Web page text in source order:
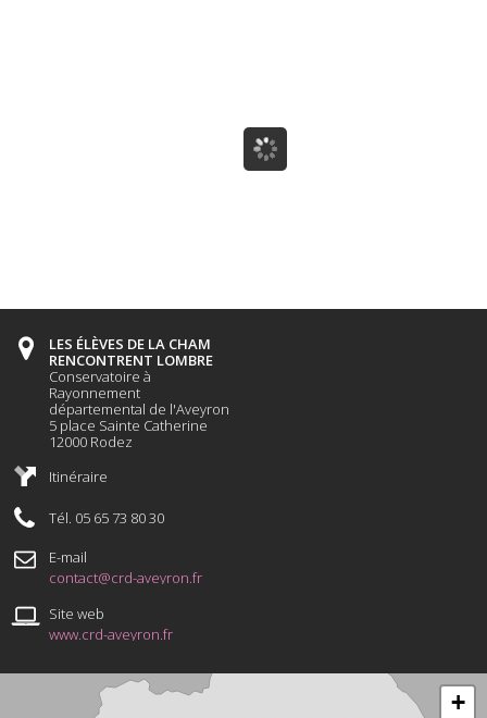
LES ÉLÈVES DE LA CHAM
RENCONTRENT LOMBRE
Conservatoire à
Rayonnement
départemental de l'Aveyron
5 place Sainte Catherine
12000 Rodez
Itinéraire
Tél. 05 65 73 80 30
E-mail
contact@crd-aveyron.fr
Site web
www.crd-aveyron.fr
+